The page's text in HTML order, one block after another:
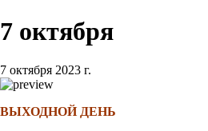
7 октября
7 октября 2023 г.
ВЫХОДНОЙ ДЕНЬ